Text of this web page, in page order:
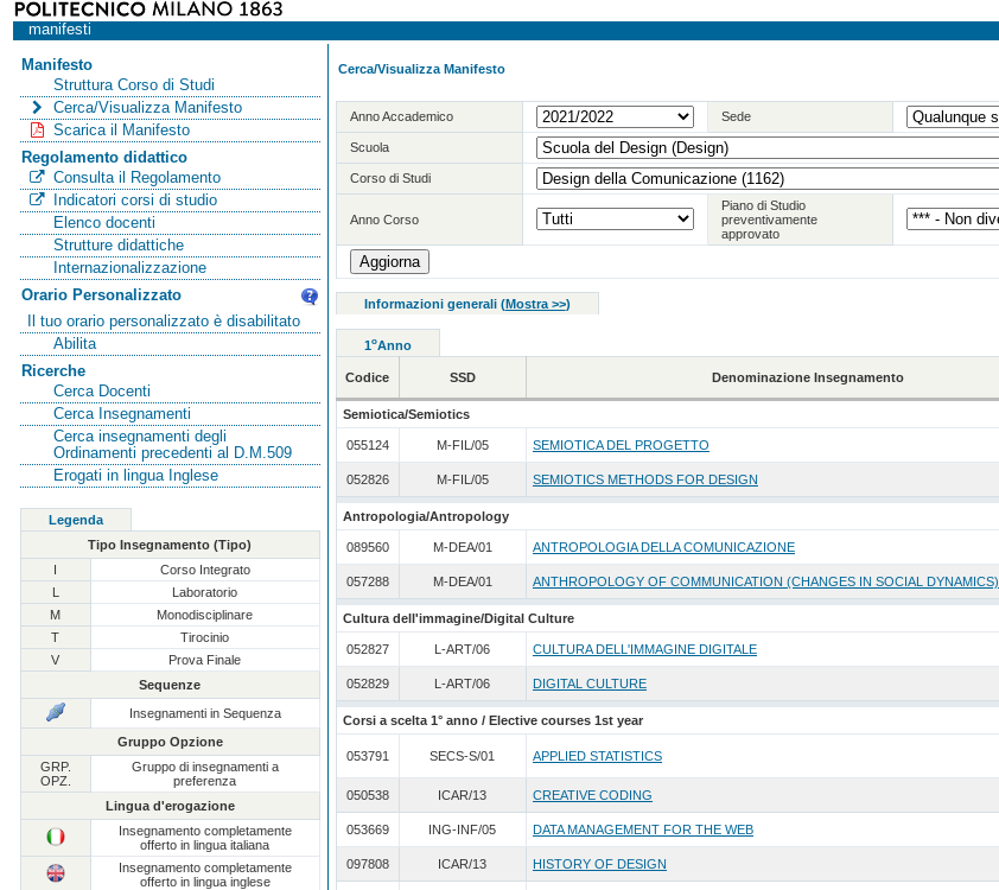
manifesti
Manifesto
Struttura Corso di Studi
Cerca/Visualizza Manifesto
Scarica il Manifesto
Regolamento didattico
Consulta il Regolamento
Indicatori corsi di studio
Elenco docenti
Strutture didattiche
Internazionalizzazione
Orario Personalizzato
Il tuo orario personalizzato è disabilitato
Abilita
Ricerche
Cerca Docenti
Cerca Insegnamenti
Cerca insegnamenti degli
Ordinamenti precedenti al D.M.509
Erogati in lingua Inglese
Legenda
Tipo Insegnamento (Tipo)
I
Corso Integrato
L
Laboratorio
M
Monodisciplinare
T
Tirocinio
V
Prova Finale
Sequenze
Insegnamenti in Sequenza
Gruppo Opzione
GRP.
OPZ.
Gruppo di insegnamenti a
preferenza
Lingua d'erogazione
Insegnamento completamente
offerto in lingua italiana
Insegnamento completamente
offerto in lingua inglese
Cerca/Visualizza Manifesto
Anno Accademico Sede
Scuola
Corso di Studi
Anno Corso
Piano di Studio
preventivamente
approvato
Informazioni generali (Mostra >>)
1oAnno
Codice SSD Denominazione Insegnamento
Semiotica/Semiotics
055124 M-FIL/05 SEMIOTICA DEL PROGETTO
052826 M-FIL/05 SEMIOTICS METHODS FOR DESIGN
Antropologia/Antropology
089560 M-DEA/01 ANTROPOLOGIA DELLA COMUNICAZIONE
057288 M-DEA/01 ANTHROPOLOGY OF COMMUNICATION (CHANGES IN SOCIAL DYNAMICS)
Cultura dell'immagine/Digital Culture
052827 L-ART/06 CULTURA DELL'IMMAGINE DIGITALE
052829 L-ART/06 DIGITAL CULTURE
Corsi a scelta 1° anno / Elective courses 1st year
053791 SECS-S/01 APPLIED STATISTICS
050538 ICAR/13 CREATIVE CODING
053669 ING-INF/05 DATA MANAGEMENT FOR THE WEB
097808 ICAR/13 HISTORY OF DESIGN